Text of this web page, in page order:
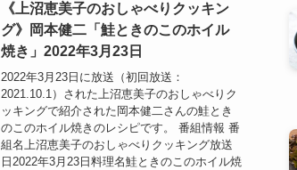
《上沼恵美子のおしゃべりクッキン
グ》岡本健二「鮭ときのこのホイル
焼き」2022年3月23日
2022年3月23日に放送（初回放送：
2021.10.1）された上沼恵美子のおしゃべりク
ッキングで紹介された岡本健二さんの鮭とき
のこのホイル焼きのレシピです。 番組情報 番
組名上沼恵美子のおしゃべりクッキング放送
日2022年3月23日料理名鮭ときのこのホイル焼